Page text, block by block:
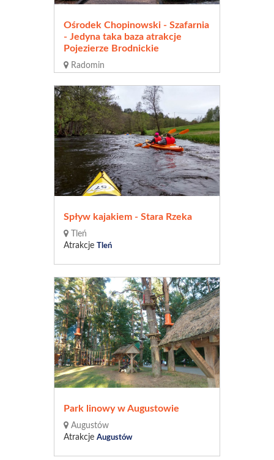
Ośrodek Chopinowski - Szafarnia
- Jedyna taka baza atrakcje
Pojezierze Brodnickie
Radomin
Spływ kajakiem - Stara Rzeka
Tleń
Atrakcje Tleń
Park linowy w Augustowie
Augustów
Atrakcje Augustów